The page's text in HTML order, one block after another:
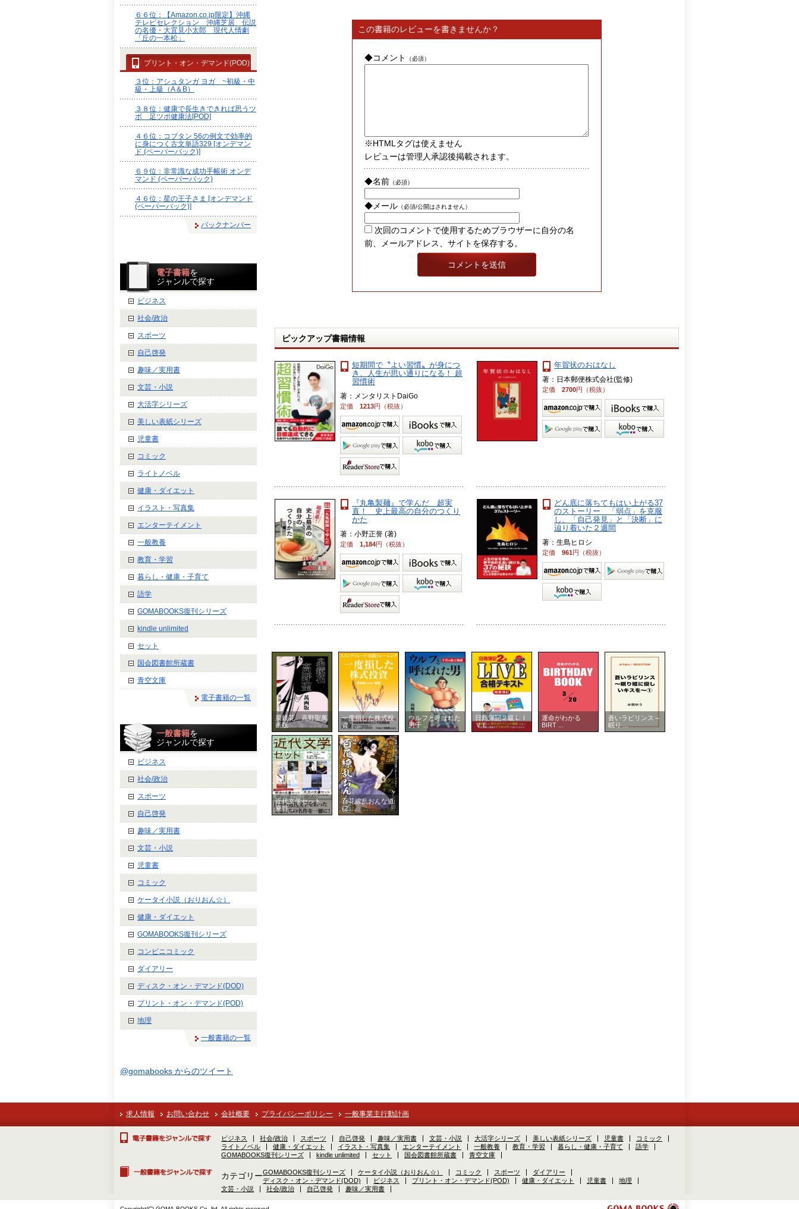
この書籍のレビューを書きませんか？
◆コメント （必須）
※HTMLタグは使えません
レビューは管理人承認後掲載されます。
◆名前 （必須）
◆メール （必須/公開はされません）
次回のコメントで使用するためブラウザーに自分の名
前、メールアドレス、サイトを保存する。
ピックアップ書籍情報
短期間で〝よい習慣〟が身につ
き、人生が思い通りになる！ 超
習慣術
著：メンタリストDaiGo
定価 1213円（税抜）
年賀状のおはなし
著：日本郵便株式会社(監修)
定価 2700円（税抜）
『丸亀製麺』で学んだ 超実
直！ 史上最高の自分のつくり
かた
著：小野正誉 (著)
定価 1,184円（税抜）
どん底に落ちてもはい上がる37
のストーリー 「弱点」を克服
し、「自己発見」と「決断」に
辿り着いた２週間
著：生島ヒロシ
定価 961円（税抜）
６６位：【Amazon.co.jp限定】沖縄
テレビセレクション 沖縄芝居 伝説
の名優・大宜見小太郎 現代人情劇
「丘の一本松」
プリント・オン・デマンド(POD)
３位：アシュタンガ ヨガ ~初級・中
級・上級（A＆B）
３８位：健康で長生きできれば思うツ
ボ 足ツボ健康法[POD]
４６位：コブタン 56の例文で効率的
に身につく古文単語329 [オンデマン
ド (ペーパーバック)]
６９位：非常識な成功手帳術 オンデ
マンド (ペーパーバック)
４６位：星の王子さま [オンデマンド
(ペーパーバック)]
バックナンバー
電子書籍を
ジャンルで探す
ビジネス
社会/政治
スポーツ
自己啓発
趣味／実用書
文芸・小説
大活字シリーズ
美しい表紙シリーズ
児童書
コミック
ライトノベル
健康・ダイエット
イラスト・写真集
エンターテイメント
一般教養
教育・学習
暮らし・健康・子育て
語学
GOMABOOKS復刊シリーズ
kindle unlimited
セット
国会図書館所蔵書
青空文庫
電子書籍の一覧
一般書籍を
ジャンルで探す
ビジネス
社会/政治
スポーツ
自己啓発
趣味／実用書
文芸・小説
児童書
コミック
ケータイ小説（おりおん☆）
健康・ダイエット
GOMABOOKS復刊シリーズ
コンビニコミック
ダイアリー
ディスク・オン・デマンド(DOD)
プリント・オン・デマンド(POD)
地理
一般書籍の一覧
@gomabooks からのツイート
泉鏡花 高野聖萬
画版
一度損した株式投
資 ...
ウルフと呼ばれた
男千 ...
日商簿記２級ＬＩ
ＶＥ ...
運命がわかる
BIRT ...
蒼いラビリンス～
眠り ...
近代文学セット
夏目 ...
百花繚乱おんな道
(2 ...
求人情報 お問い合わせ 会社概要 プライバシーポリシー 一般事業主行動計画
ビジネス 社会/政治 スポーツ 自己啓発 趣味／実用書 文芸・小説 大活字シリーズ 美しい表紙シリーズ 児童書
コミック
ライトノベル
健康・ダイエット イラスト・写真集 エンターテイメント 一般教養 教育・学習 暮らし・健康・子育て
語学
GOMABOOKS復刊シリーズ
kindle unlimited セット 国会図書館所蔵書 青空文庫
カテゴリーGOMABOOKS復刊シリーズ ケータイ小説（おりおん☆） コミック スポーツ
ダイアリー
ディスク・オン・デマンド(DOD)
ビジネス プリント・オン・デマンド(POD) 健康・ダイエット 児童書
地理
文芸・小説
社会/政治 自己啓発 趣味／実用書